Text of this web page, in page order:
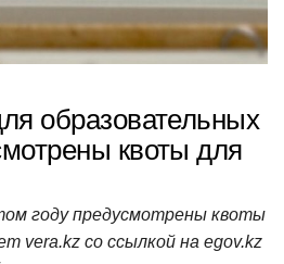
ki
ь
образовательных
квоты для
году предусмотрены квоты
vera.kz со ссылкой на еgov.kz